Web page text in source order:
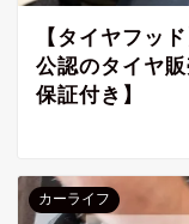
【タイヤフッ
公認のタイヤ
保証付き】
カーライフ